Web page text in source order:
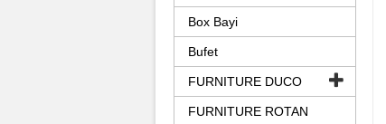
Box Bayi
Bufet
FURNITURE DUCO
FURNITURE ROTAN